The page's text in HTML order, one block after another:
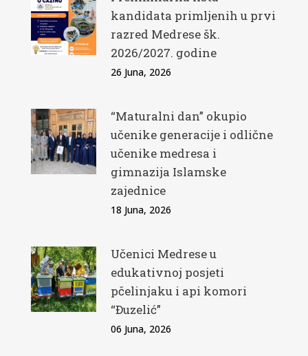
kandidata primljenih u prvi
razred Medrese šk.
2026/2027. godine
26 Juna, 2026
“Maturalni dan” okupio
učenike generacije i odlične
učenike medresa i
gimnazija Islamske
zajednice
18 Juna, 2026
Učenici Medrese u
edukativnoj posjeti
pčelinjaku i api komori
“Đuzelić”
06 Juna, 2026